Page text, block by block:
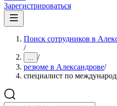
Зарегистрироваться
Поиск сотрудников в
/
... /
резюме в Александрове/
специалист по